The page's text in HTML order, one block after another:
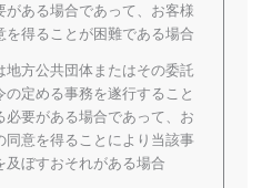
がある場合であって、お客様
を得ることが困難である場合
地方公共団体またはその委託
の定める事務を遂行すること
必要がある場合であって、お
同意を得ることにより当該事
及ぼすおそれがある場合